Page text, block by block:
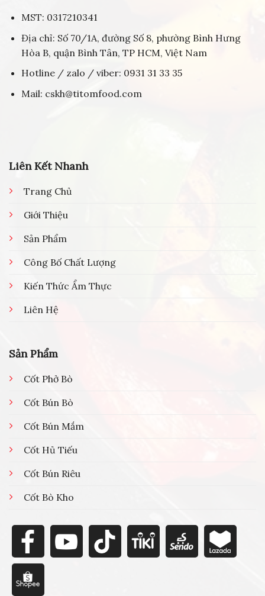
MST: 0317210341
Địa chỉ: Số 70/1A, đường Số 8, phường Bình Hưng
Hòa B, quận Bình Tân, TP HCM, Việt Nam
Hotline / zalo / viber: 0931 31 33 35
Mail: cskh@titomfood.com
Liên Kết Nhanh
Trang Chủ
Giới Thiệu
Sản Phẩm
Công Bố Chất Lượng
Kiến Thức Ẩm Thực
Liên Hệ
Sản Phẩm
Cốt Phở Bò
Cốt Bún Bò
Cốt Bún Mắm
Cốt Hủ Tiếu
Cốt Bún Riêu
Cốt Bò Kho